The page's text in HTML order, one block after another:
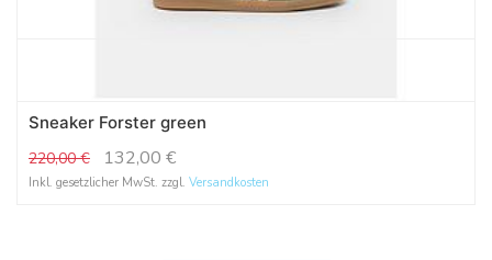
Sneaker Forster green
220,00€ 132,00 €
Inkl. gesetzlicher MwSt. zzgl. Versandkosten